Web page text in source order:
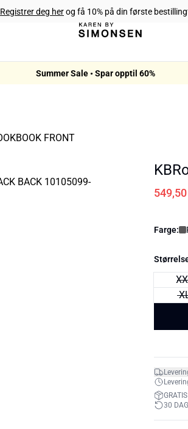
Registrer deg herog få 10% på din første
Summer Sale • Spar opptil 60%
Farge:
30